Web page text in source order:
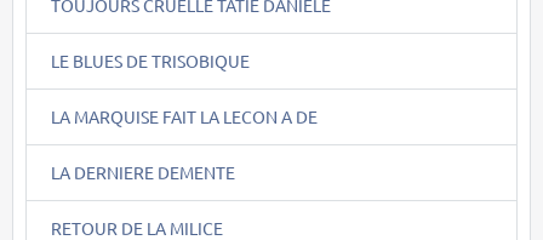
TOUJOURS CRUELLE TATIE DANIELE
LE BLUES DE TRISOBIQUE
LA MARQUISE FAIT LA LECON A DE
LA DERNIERE DEMENTE
RETOUR DE LA MILICE